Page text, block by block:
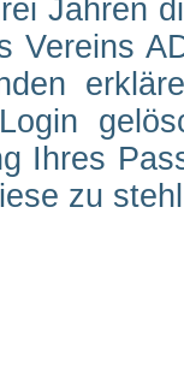
Jahren
Vereins
Ihres
zu